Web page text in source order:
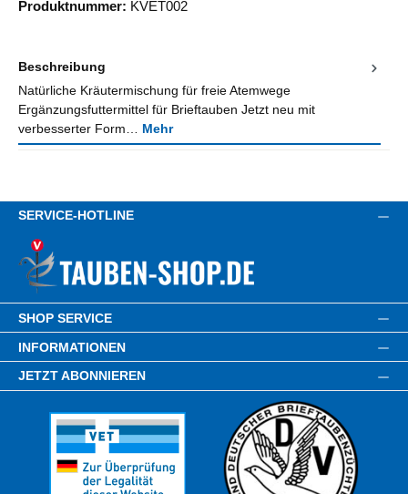
Produktnummer: KVET002
Beschreibung
Natürliche Kräutermischung für freie Atemwege
Ergänzungsfuttermittel für Brieftauben Jetzt neu mit
verbesserter Form… Mehr
SERVICE-HOTLINE
SHOP SERVICE
INFORMATIONEN
JETZT ABONNIEREN